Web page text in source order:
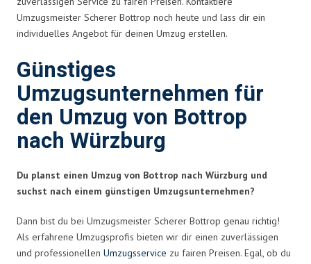
Umzugsmeister Scherer Bottrop noch heute und lass dir ein
individuelles Angebot für deinen Umzug erstellen.
Günstiges
Umzugsunternehmen für
den Umzug von Bottrop
nach Würzburg
Du planst einen Umzug von Bottrop nach Würzburg und
suchst nach einem günstigen Umzugsunternehmen?
Dann bist du bei Umzugsmeister Scherer Bottrop genau richtig!
Als erfahrene Umzugsprofis bieten wir dir einen zuverlässigen
und professionellen Umzugsservice zu fairen Preisen. Egal, ob du